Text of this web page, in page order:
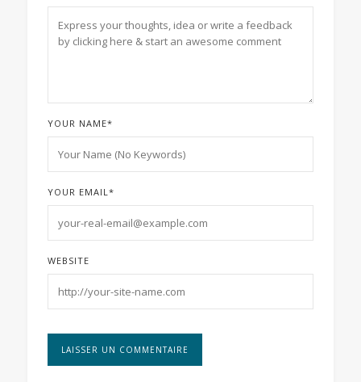
YOUR NAME*
YOUR EMAIL*
WEBSITE